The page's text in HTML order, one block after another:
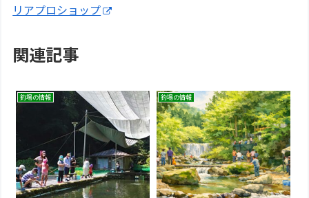
リアプロショップ
関連記事
釣場の情報 釣場の情報